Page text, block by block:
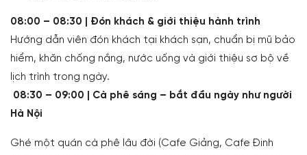
08:00 – 08:30 | Đón khách & giới thiệu hành trình
Hướng dẫn viên đón khách tại khách sạn, chuẩn bị mũ bảo
hiểm, khăn chống nắng, nước uống và giới thiệu sơ bộ về
lịch trình trong ngày.
08:30 – 09:00 | Cà phê sáng – bắt đầu ngày như người
Hà Nội
Ghé một quán cà phê lâu đời (Cafe Giảng, Cafe Đinh